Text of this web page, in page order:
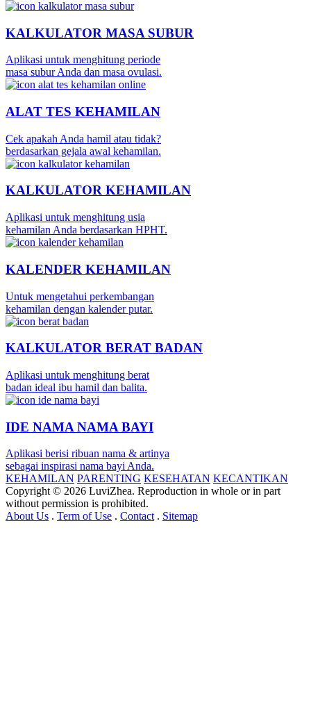
KALKULATOR MASA SUBUR
Aplikasi untuk menghitung periode
masa subur Anda dan masa ovulasi.
ALAT TES KEHAMILAN
Cek apakah Anda hamil atau tidak?
berdasarkan gejala awal kehamilan.
KALKULATOR KEHAMILAN
Aplikasi untuk menghitung usia
kehamilan Anda berdasarkan HPHT.
KALENDER KEHAMILAN
Untuk mengetahui perkembangan
kehamilan dengan kalender putar.
KALKULATOR BERAT BADAN
Aplikasi untuk menghitung berat
badan ideal ibu hamil dan balita.
IDE NAMA NAMA BAYI
Aplikasi berisi ribuan nama & artinya
sebagai inspirasi nama bayi Anda.
KEHAMILAN PARENTING KESEHATAN KECANTIKAN
Copyright © 2026 LuviZhea. Reproduction in whole or in part
without permission is prohibited.
About Us . Term of Use . Contact. Sitemap